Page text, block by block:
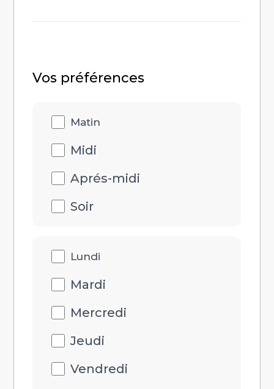
Vos préférences
heure
Matin
Midi
Aprés-midi
Soir
Lundi
Mardi
Mercredi
Jeudi
Vendredi